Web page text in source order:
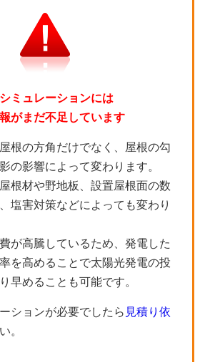
ミュレーションには
がまだ不足しています
根の方角だけでなく、屋根の勾
の影響によって変わります。
根材や野地板、設置屋根面の数
塩害対策などによっても変わり
が高騰しているため、発電した
を高めることで太陽光発電の投
早めることも可能です。
ションが必要でしたら 見積り依
。